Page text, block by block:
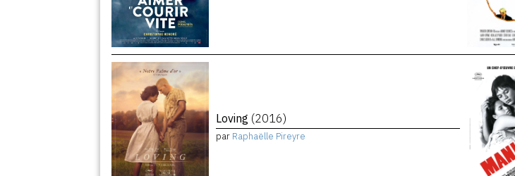
Loving (2016)
par Raphaëlle Pireyre